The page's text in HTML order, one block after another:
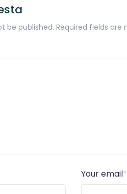
be published. Required fields are
Your email*